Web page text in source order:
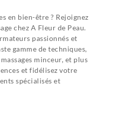
en bien-être ? Rejoignez
chez A Fleur de Peau.
passionnés et
gamme de techniques,
minceur, et plus
et fidélisez votre
spécialisés et